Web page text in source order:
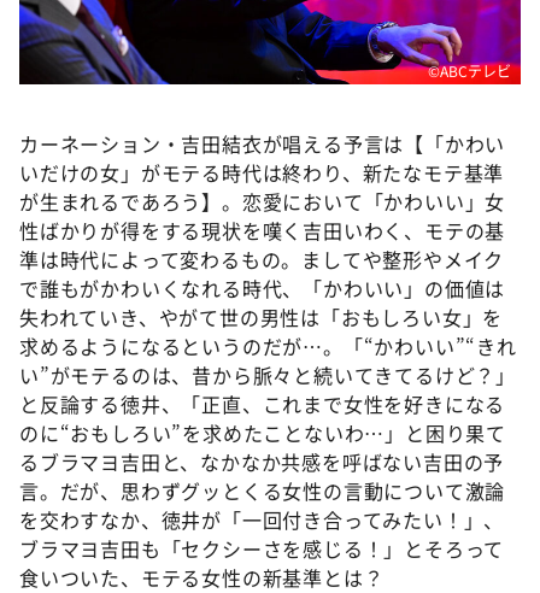
©ABCテレビ
カーネーション・吉田結衣が唱える予言は【「かわい
いだけの女」がモテる時代は終わり、新たなモテ基準
が生まれるであろう】。恋愛において「かわいい」女
性ばかりが得をする現状を嘆く吉田いわく、モテの基
準は時代によって変わるもの。ましてや整形やメイク
で誰もがかわいくなれる時代、「かわいい」の価値は
失われていき、やがて世の男性は「おもしろい女」を
求めるようになるというのだが…。「“かわいい”“きれ
い”がモテるのは、昔から脈々と続いてきてるけど？」
と反論する徳井、「正直、これまで女性を好きになる
のに“おもしろい”を求めたことないわ…」と困り果て
るブラマヨ吉田と、なかなか共感を呼ばない吉田の予
言。だが、思わずグッとくる女性の言動について激論
を交わすなか、徳井が「一回付き合ってみたい！」、
ブラマヨ吉田も「セクシーさを感じる！」とそろって
食いついた、モテる女性の新基準とは？